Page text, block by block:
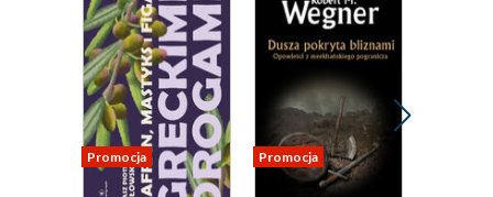
Promocja Promocja